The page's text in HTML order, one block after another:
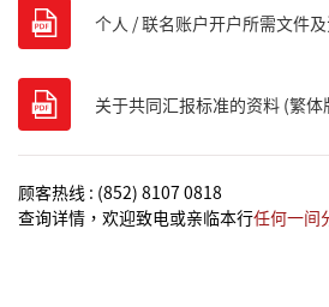
个人 / 联名账户开户所需文件
关于共同汇报标准的资料 (繁体
顾客热线 : (852) 8107 0818
查询详情，欢迎致电或亲临本行任何一间